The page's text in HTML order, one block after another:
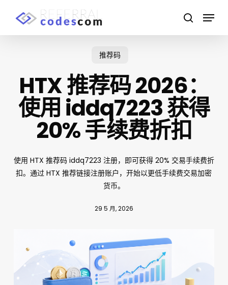
search
Menu
推荐码
HTX 推荐码 2026：
使用 iddq7223 获得
20% 手续费折扣
使用 HTX 推荐码 iddq7223 注册，即可获得 20% 交易手续费折
扣。通过 HTX 推荐链接注册账户，开始以更低手续费交易加密
货币。
29 5 月, 2026